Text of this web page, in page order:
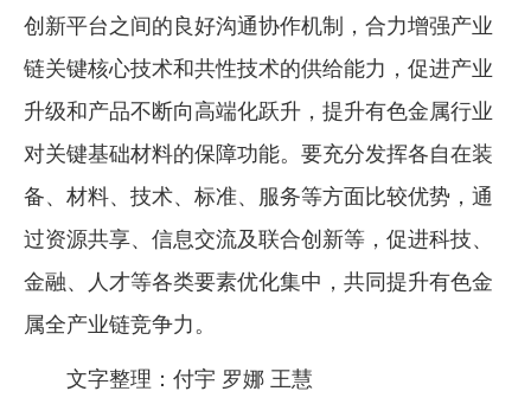
创新平台之间的良好沟通协作机制，合力增强产业
链关键核心技术和共性技术的供给能力，促进产业
升级和产品不断向高端化跃升，提升有色金属行业
对关键基础材料的保障功能。要充分发挥各自在装
备、材料、技术、标准、服务等方面比较优势，通
过资源共享、信息交流及联合创新等，促进科技、
金融、人才等各类要素优化集中，共同提升有色金
属全产业链竞争力。
文字整理：付宇 罗娜 王慧